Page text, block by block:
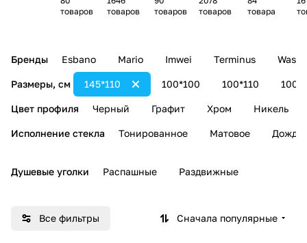
поддо
ном
товаров
поддо
на
товаров
круга
товаров
ые
уголк
товаров
вые
угол
товара
Бренды Esbano Mario Imwei Terminus
Размеры, см 100*100 100*110
145*110
Цвет профиля Черный Графит Хром Никель
Исполнение стекла Тонированное Матовое Дождь
Душевые уголки Распашные Раздвижные
Все фильтры Сначала популярные